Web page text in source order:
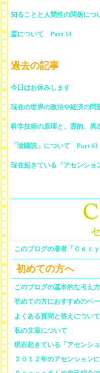
知ることと人間性の関係に
霊について Part 34
過去の記事
今日はお休みします
現在の世界の政治や経済の
科学技術の原理と、霊的、
「陰陽説」について Part 43
現在起きている「アセンシ
このブログの著者「Ｃｅｃ
初めての方へ
このブログの基本的な考え
初めての方におすすめのペ
よくある質問と答えについて
私の文章について
現在起きている「アセンシ
２０１２年のアセンション